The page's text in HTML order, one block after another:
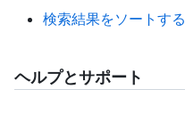
検索結果をソートする
ヘルプとサポート